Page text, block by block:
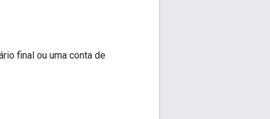
final ou uma conta de